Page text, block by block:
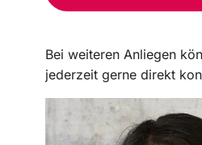
Bei weiteren Anliegen
jederzeit gerne direkt